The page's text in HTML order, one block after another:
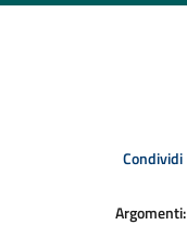
Condividi
Argomenti: